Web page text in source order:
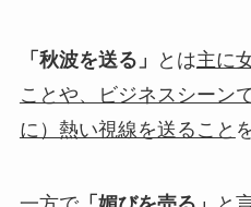
「秋波を送る」 とは主に
ことや、ビジネスシーン
に）熱い視線を送ること